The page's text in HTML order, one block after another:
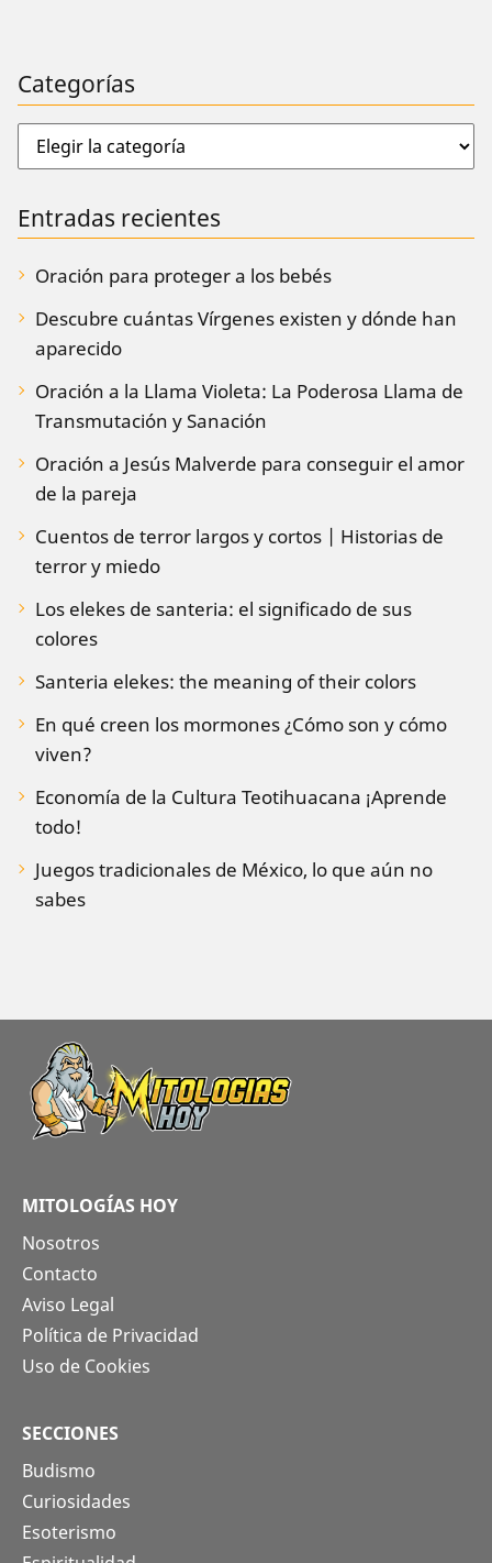
Categorías
Entradas recientes
Oración para proteger a los bebés
Descubre cuántas Vírgenes existen y dónde han
aparecido
Oración a la Llama Violeta: La Poderosa Llama de
Transmutación y Sanación
Oración a Jesús Malverde para conseguir el amor
de la pareja
Cuentos de terror largos y cortos | Historias de
terror y miedo
Los elekes de santeria: el significado de sus
colores
Santeria elekes: the meaning of their colors
En qué creen los mormones ¿Cómo son y cómo
viven?
Economía de la Cultura Teotihuacana ¡Aprende
todo!
Juegos tradicionales de México, lo que aún no
sabes
MITOLOGÍAS HOY
Nosotros
Contacto
Aviso Legal
Política de Privacidad
Uso de Cookies
SECCIONES
Budismo
Curiosidades
Esoterismo